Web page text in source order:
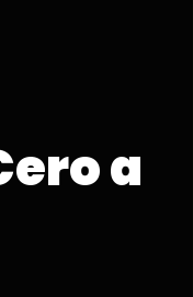
a